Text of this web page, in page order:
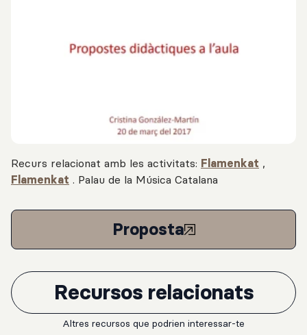
Recurs relacionat amb les activitats: Flamenkat ,
Flamenkat . Palau de la Música Catalana
Proposta
Recursos relacionats
Altres recursos que podrien interessar-te